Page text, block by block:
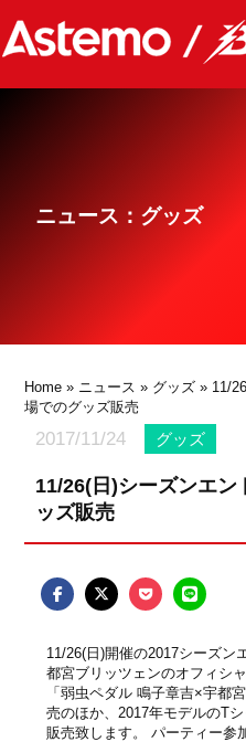
ニュース
グッズ
ニュース：グッズ
Home » ニュース » グッズ » 11/
場でのグッズ販売
2017/11/24 グッズ
11/26(日)シーズンエ
ッズ販売
11/26(日)開催の2017シーズン
都宮ブリッツェンのオフィシ
「弱虫ペダル 鳴子章吉×宇都
売のほか、2017年モデルのT
販売致します。 パーティー参